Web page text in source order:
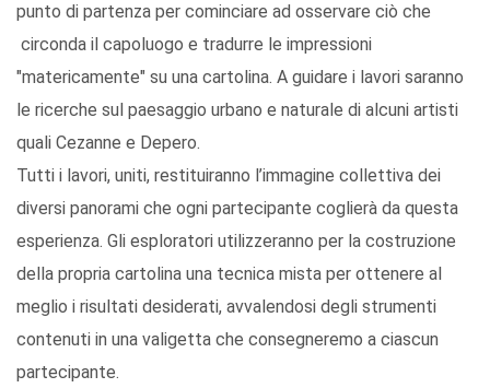
punto di partenza per cominciare ad osservare ciò che
circonda il capoluogo e tradurre le impressioni
"matericamente" su una cartolina. A guidare i lavori saranno
le ricerche sul paesaggio urbano e naturale di alcuni artisti
quali Cezanne e Depero.
Tutti i lavori, uniti, restituiranno l’immagine collettiva dei
diversi panorami che ogni partecipante coglierà da questa
esperienza. Gli esploratori utilizzeranno per la costruzione
della propria cartolina una tecnica mista per ottenere al
meglio i risultati desiderati, avvalendosi degli strumenti
contenuti in una valigetta che consegneremo a ciascun
partecipante.